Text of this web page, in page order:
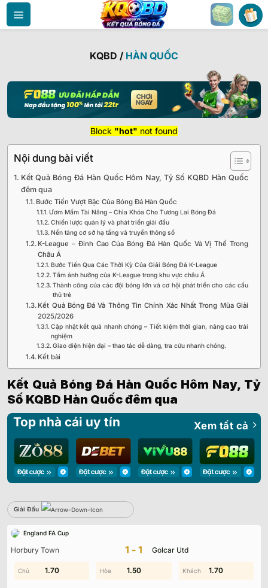
Bỏ
qua
KQBD / HÀN QUỐC
Block "hot" not found
Nội dung bài viết
Kết Quả Bóng Đá Hàn Quốc Hôm Nay, Tỷ Số KQBD Hàn Quốc
đêm qua
Bước Tiến Vượt Bậc Của Bóng Đá Hàn Quốc
Ươm Mầm Tài Năng – Chìa Khóa Cho Tương Lai Bóng Đá
Chiến lược quản lý và phát triển giải đấu
Nền tảng cơ sở hạ tầng và truyền thông số
K-League – Đỉnh Cao Của Bóng Đá Hàn Quốc Và Vị Thế Trong
Châu Á
Bước Tiến Qua Các Thời Kỳ Của Giải Bóng Đá K-League
Tầm ảnh hưởng của K-League trong khu vực châu Á
Thành công của các đội bóng lớn và cơ hội phát triển cho các cầu
thủ trẻ
Kết Quả Bóng Đá Và Thông Tin Chính Xác Nhất Trong Mùa Giải
2025/2026
Cập nhật kết quả nhanh chóng – Tiết kiệm thời gian, nâng cao trải
nghiệm
Giao diện hiện đại – thao tác dễ dàng, tra cứu nhanh chóng.
Kết bài
Kết Quả Bóng Đá Hàn Quốc Hôm Nay, Tỷ
Số KQBD Hàn Quốc đêm qua
Top nhà cái uy tín Xem tất cả
Giải Đấu
England FA Cup
Horbury Town 1-1 Golcar Utd
1.00 0.30 1.90
1.70 1.50 1.70
Sbobet
Không có dữ liệu vui lòng chọn bộ lọc khác